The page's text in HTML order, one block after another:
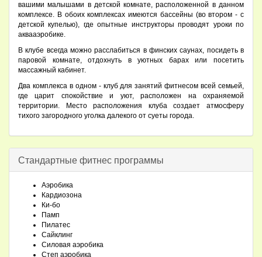
вашими малышами в детской комнате, расположенной в данном
комплексе. В обоих комплексах имеются бассейны (во втором - с
детской купелью), где опытные инструкторы проводят уроки по
аквааэробике.
В клубе всегда можно расслабиться в финских саунах, посидеть в
паровой комнате, отдохнуть в уютных барах или посетить
массажный кабинет.
Два комплекса в одном - клуб для занятий фитнесом всей семьей,
где царит спокойствие и уют, расположен на охраняемой
территории. Место расположения клуба создает атмосферу
тихого загородного уголка далекого от суеты города.
Стандартные фитнес программы
Аэробика
Кардиозона
Ки-бо
Памп
Пилатес
Сайклинг
Силовая аэробика
Степ аэробика